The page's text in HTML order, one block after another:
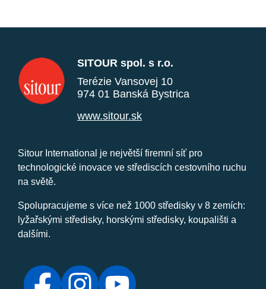
SITOUR spol. s r.o.
Terézie Vansovej 10
974 01 Banská Bystrica
www.sitour.sk
Sitour International je největší firemní síť pro
technologické inovace ve střediscích cestovního ruchu
na světě.
Spolupracujeme s více než 1000 středisky v 8 zemích:
lyžařskými středisky, horskými středisky, koupališti a
dalšími.